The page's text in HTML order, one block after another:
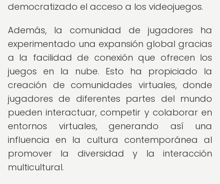
democratizado el acceso a los videojuegos.
Además, la comunidad de jugadores ha
experimentado una expansión global gracias
a la facilidad de conexión que ofrecen los
juegos en la nube. Esto ha propiciado la
creación de comunidades virtuales, donde
jugadores de diferentes partes del mundo
pueden interactuar, competir y colaborar en
entornos virtuales, generando así una
influencia en la cultura contemporánea al
promover la diversidad y la interacción
multicultural.